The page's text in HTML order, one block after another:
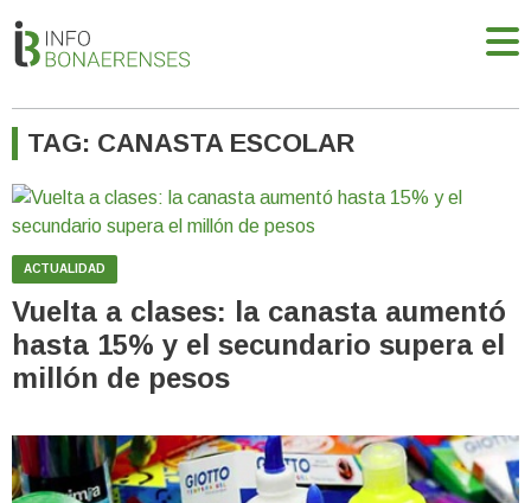
TAG: CANASTA ESCOLAR
ACTUALIDAD
Vuelta a clases: la canasta aumentó
hasta 15% y el secundario supera el
millón de pesos